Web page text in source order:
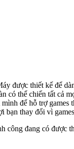
được thiết kế để
có thể chiến tất cả
để hỗ trợ
bạn thay đổi vì
công đang có được